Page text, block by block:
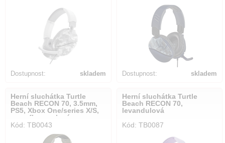
Dostupnost: skladem Dostupnost: skladem
Herní sluchátka Turtle
Beach RECON 70, 3.5mm,
PS5, Xbox One/series X/S,
camuflage zelená
Kód: TB0043
Herní sluchátka Turtle
Beach RECON 70,
levandulová
Kód: TB0087